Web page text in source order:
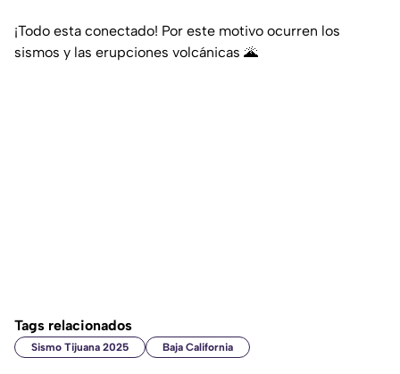
¡Todo esta conectado! Por este motivo ocurren los
sismos y las erupciones volcánicas 🌋
Tags relacionados
Sismo Tijuana 2025 Baja California